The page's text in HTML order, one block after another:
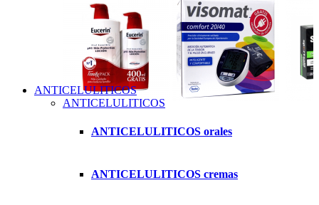
ANTICELULITICOS
ANTICELULITICOS
ANTICELULITICOS orales
ANTICELULITICOS cremas